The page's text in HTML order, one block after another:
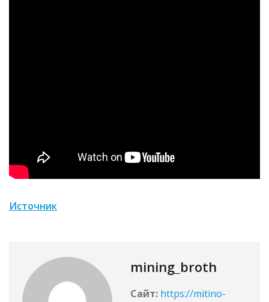
Источник
mining_broth
Сайт: https://mitino-